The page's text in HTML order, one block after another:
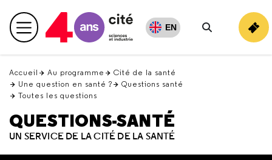
en
haut Menu principal EN
Rechercher
Accueil Au programme
Cité de la santé
Une question en santé ?
Questions santé
Toutes les questions
QUESTIONS-SANTÉ
UN SERVICE DE LA CITÉ DE LA SANTÉ